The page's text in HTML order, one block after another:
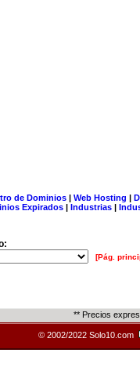
de Dominios| Web Hosting |
Expirados | Industrias |
[Pág.
** Precios
© 2002/2022 Solo10.com